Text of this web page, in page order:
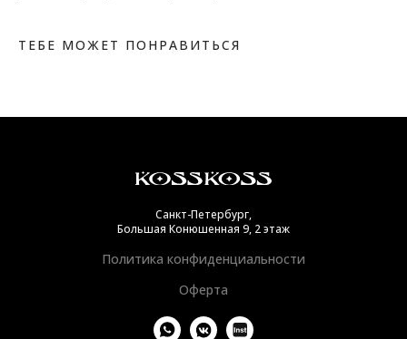
ТЕБЕ МОЖЕТ ПОНРАВИТЬСЯ
Санкт-Петербург,
Большая Конюшенная 9, 2 этаж
Политика конфиденциальности
Оферта